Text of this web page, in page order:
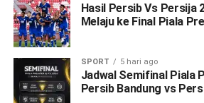
Hasil Persib Vs Persija
Melaju ke Final Piala
SPORT 5 hari ago
Jadwal Semifinal Piala
Persib Bandung vs